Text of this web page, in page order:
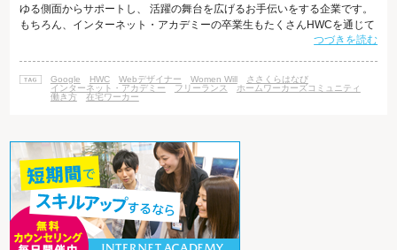
ゆる側面からサポートし、 活躍の舞台を広げるお手伝いをする企業です。
もちろん、インターネット・アカデミーの卒業生もたくさんHWCを通じて
活躍されています。 Women Will プロジェクトって？ このプロジェクト
指しています。 Women Will の日本での活動として
つづきを読む
Google HWC Webデザイナー Women Will
ささくらはなび
インターネット・アカデミー
フリーランス
ホームワーカーズコミュニティ
働き方
在宅ワーカー